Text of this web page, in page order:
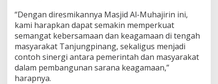
e
e
l
a
h
R
e
“Dengan diresmikannya Masjid Al-Muhajirin ini,
kami harapkan dapat semakin memperkuat
semangat kebersamaan dan keagamaan di tengah
masyarakat Tanjungpinang, sekaligus menjadi
contoh sinergi antara pemerintah dan masyarakat
dalam pembangunan sarana keagamaan,”
harapnya.